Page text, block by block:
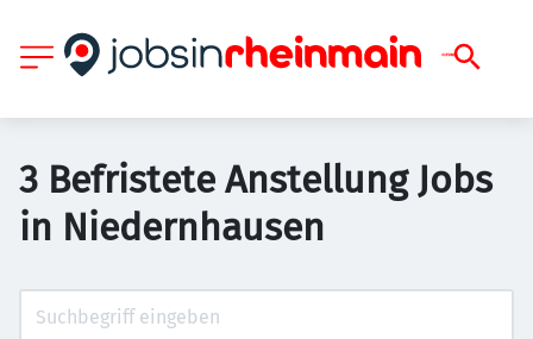
3 Befristete Anstellung Jobs
in Niedernhausen